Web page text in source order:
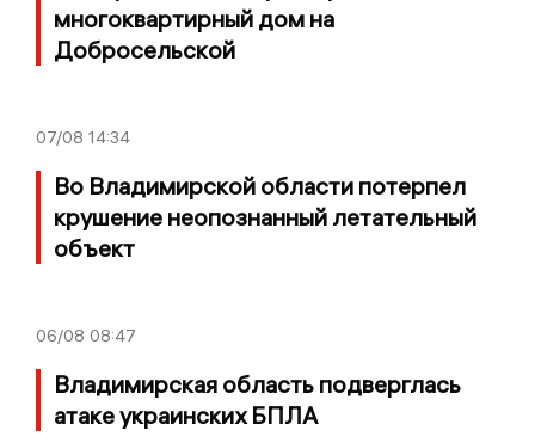
многоквартирный дом на
Добросельской
07/08 14:34
Во Владимирской области потерпел
крушение неопознанный летательный
объект
06/08 08:47
Владимирская область подверглась
атаке украинских БПЛА